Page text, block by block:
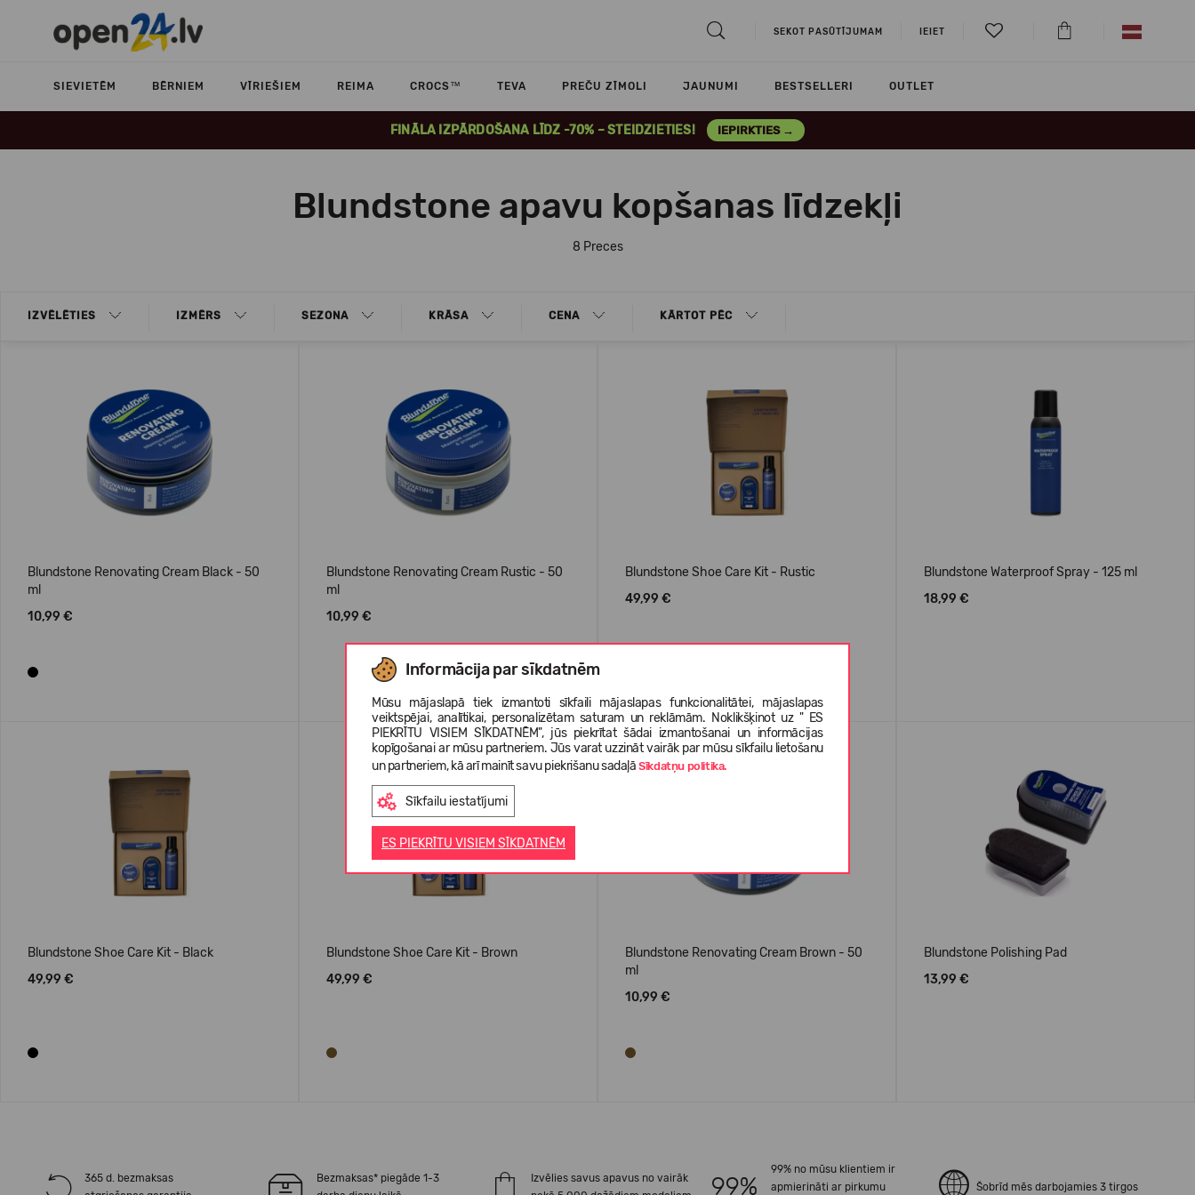
SEKOT PASŪTĪJUMAM IEIET
SIEVIETĒM BĒRNIEM VĪRIEŠIEM REIMA CROCS™ TEVA PREČU ZĪMOLI JAUNUMI BESTSELLERI OUTLET
FINĀLA IZPĀRDOŠANA LĪDZ -70% – STEIDZIETIES! IEPIRKTIES →
Informācija par sīkdatnēm
Mūsu mājaslapā tiek izmantoti sīkfaili mājaslapas funkcionalitātei, mājaslapas
veiktspējai, analītikai, personalizētam saturam un reklāmām. Noklikšķinot uz " ES
PIEKRĪTU VISIEM SĪKDATNĒM", jūs piekrītat šādai izmantošanai un informācijas
kopīgošanai ar mūsu partneriem. Jūs varat uzzināt vairāk par mūsu sīkfailu lietošanu
un partneriem, kā arī mainīt savu piekrišanu sadaļāSīkdatņu politika.
Sīkfailu iestatījumi
ES PIEKRĪTU VISIEM SĪKDATNĒM
Blundstone apavu kopšanas līdzekļi
8 Preces
IZVĒLĒTIES IZMĒRS SEZONA KRĀSA CENA KĀRTOT PĒC
Blundstone Renovating Cream Black - 50
ml
10,99 €
Blundstone Renovating Cream Rustic - 50
ml
10,99 €
Blundstone Shoe Care Kit - Rustic
49,99 €
Blundstone Waterproof Spray - 125 ml
18,99 €
Blundstone Shoe Care Kit - Black
49,99 €
Blundstone Shoe Care Kit - Brown
49,99 €
Blundstone Renovating Cream Brown - 50
ml
10,99 €
Blundstone Polishing Pad
13,99 €
365 d. bezmaksas
Bezmaksas* piegāde 1-3
Izvēlies savus apavus no vairāk
99% no mūsu klientiem ir
apmierināti ar pirkumu
Šobrīd mēs darbojamies 3 tirgos